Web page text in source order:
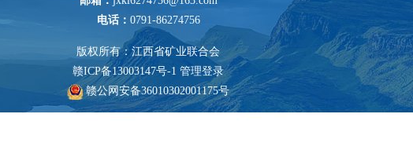
电话： 0791-86274756
版权所有：江西省矿业联合会
赣ICP备13003147号-1 管理登录
赣公网安备36010302001175号